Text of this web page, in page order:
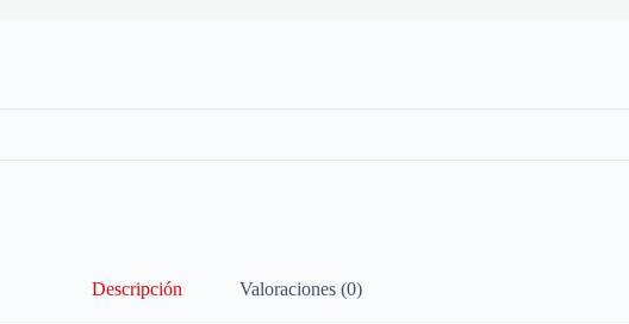
Descripción Valoraciones (0)